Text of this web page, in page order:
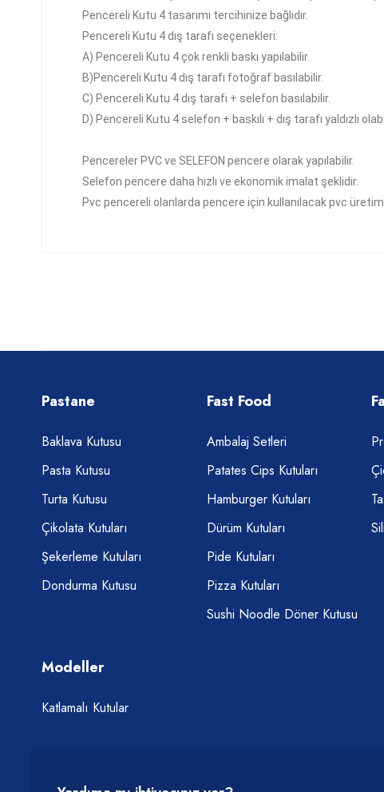
Pencereli Kutu 4 tasarımı tercihinize bağlıdır.
Pencereli Kutu 4 dış tarafı seçenekleri:
A) Pencereli Kutu 4 çokrenkli baskı yapılabilir.
B)Pencereli Kutu 4 dış tarafı fotoğraf basılabilir.
C) Pencereli Kutu 4 dış tarafı + selefon basılabilir.
D) Pencereli Kutu 4 selefon + baskılı + dış tarafı yaldızlı
Pencereler PVC ve SELEFON pencere olarak yapılabilir.
Selefon pencere daha hızlı ve ekonomik imalat şeklidir.
Pvc pencereli olanlarda pencere için kullanılacak pvc
Pastane
Baklava Kutusu
Pasta Kutusu
Turta Kutusu
Çikolata Kutuları
Şekerleme Kutuları
Dondurma Kutusu
Fast Food
Ambalaj Setleri
Patates Cips Kutuları
Hamburger Kutuları
Dürüm Kutuları
Pide Kutuları
Pizza Kutuları
Sushi Noodle Döner Kutusu
Modeller
Katlamalı Kutular